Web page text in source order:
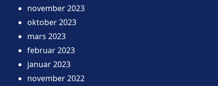
november 2023
oktober 2023
mars 2023
februar 2023
januar 2023
november 2022